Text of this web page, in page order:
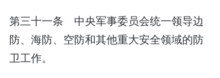
第三十一条 中央军事委员会统一领导边
防、海防、空防和其他重大安全领域的防
卫工作。